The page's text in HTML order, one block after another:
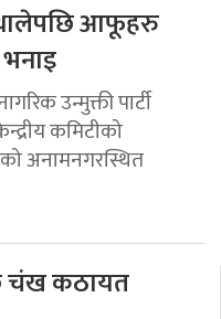
आफूहरु
उन्मुक्ती पार्टी
कमिटीको
अनामनगरस्थित
चंख कठायत